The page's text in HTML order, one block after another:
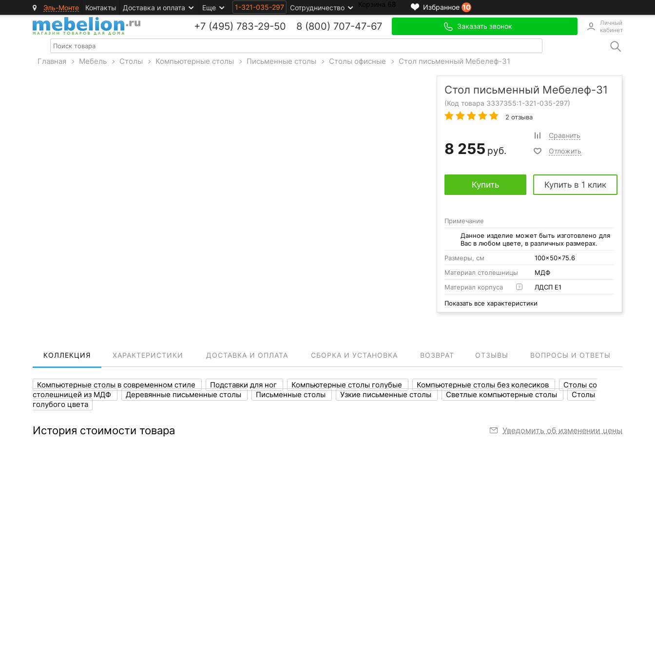
Эль-Монте Контакты Доставка и оплата Еще 1-321-035-297 Сотрудничество Избранное 10
Корзина 68
+7 (495) 783-29-50 8 (800) 707-47-67 Заказать звонок
Личный
кабинет
Главная > Мебель > Столы > Компьютерные столы > Письменные столы > Столы офисные > Стол письменный Мебелеф-31
Стол письменный Мебелеф-31
(Код товара 3337355:1-321-035-297)
2 отзыва
8 255 руб.
Сравнить
Отложить
Купить Купить в 1 клик
Примечание
Данное изделие может быть изготовлено для
Вас в любом цвете, в различных размерах.
Размеры, см
100x50x75.6
Материал столешницы
МДФ
Материал корпуса
? ЛДСП Е1
Показать все характеристики
КОЛЛЕКЦИЯ ХАРАКТЕРИСТИКИ ДОСТАВКА И ОПЛАТА СБОРКА И УСТАНОВКА ВОЗВРАТ ОТЗЫВЫ ВОПРОСЫ И ОТВЕТЫ
Компьютерные столы в современном стиле Подставки для ног Компьютерные столы голубые Компьютерные столы без колесиков
Столы со
столешницей из МДФ
Деревянные письменные столы Письменные столы Узкие письменные столы Светлые компьютерные столы
Столы
голубого цвета
История стоимости товара Уведомить об изменении цены